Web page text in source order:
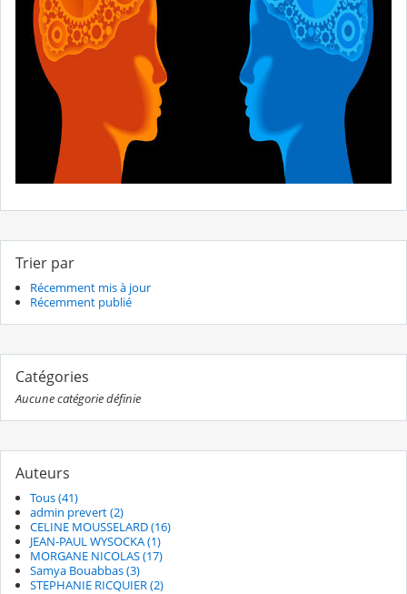
Trier par
Récemment mis à jour
Récemment publié
Catégories
Aucune catégorie définie
Auteurs
Tous (41)
admin prevert (2)
CELINE MOUSSELARD (16)
JEAN-PAUL WYSOCKA (1)
MORGANE NICOLAS (17)
Samya Bouabbas (3)
STEPHANIE RICQUIER (2)